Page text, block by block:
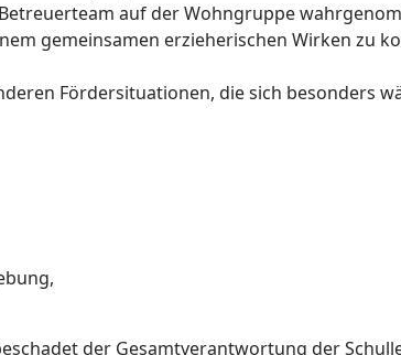
auf der Wohngruppe
gemeinsamen erzieherischen Wirken zu
Fördersituationen, die sich besonders
der Gesamtverantwortung der